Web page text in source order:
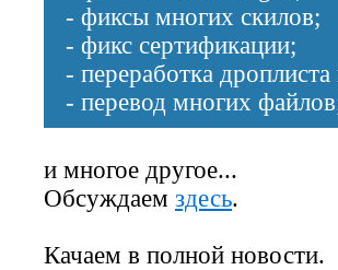
- фиксы многих скилов;
- фикс сертификации;
- переработка
- перевод многих
и многое другое...
Обсуждаем здесь.
Качаем в полной новости.